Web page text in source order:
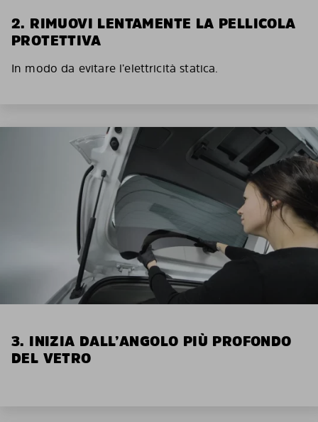
2. RIMUOVI LENTAMENTE LA PELLICOLA
PROTETTIVA
In modo da evitare l’elettricità statica.
3. INIZIA DALL’ANGOLO PIÙ PROFONDO
DEL VETRO